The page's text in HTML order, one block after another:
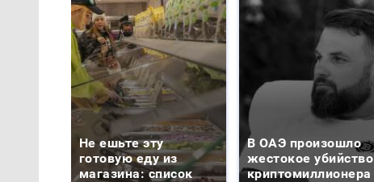
Не ешьте эту
готовую еду из
магазина: список
В ОАЭ произошло
жестокое убийство
криптомиллионера